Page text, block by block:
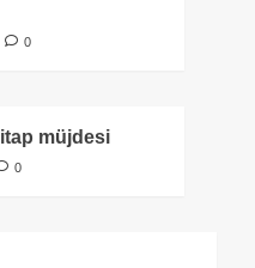
0
müjdesi
0